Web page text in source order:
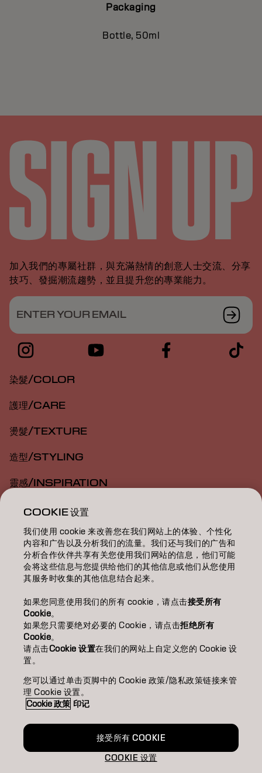
Packaging
Bottle, 50ml
加入我們的專屬社群，與充滿熱情的創意人士交流、分享
技巧、發掘潮流趨勢，並且提升您的專業能力。
ENTER YOUR EMAIL
染髮/COLOR
護理/CARE
燙髮/TEXTURE
造型/STYLING
靈感/INSPIRATION
教育/EDUCATION
關於我們/ABOUT
成為合作夥伴
聯絡我們
ImprintPrivacy PolicyCookie Policy Terms Of Use
Accessibility
TW | Chinese (Traditional)
COOKIE 设置
我们使用 cookie 来改善您在我们网站上的体验、个性化
内容和广告以及分析我们的流量。我们还与我们的广告和
分析合作伙伴共享有关您使用我们网站的信息，他们可能
会将这些信息与您提供给他们的其他信息或他们从您使用
其服务时收集的其他信息结合起来。
如果您同意使用我们的所有 cookie，请点击接受所有
Cookie。
如果您只需要绝对必要的 Cookie，请点击拒绝所有
Cookie。
请点击Cookie 设置在我们的网站上自定义您的 Cookie 设
置。
您可以通过单击页脚中的 Cookie 政策/隐私政策链接来管
理 Cookie 设置。
Cookie 政策 印记
COOKIE 设置
接受所有 COOKIE